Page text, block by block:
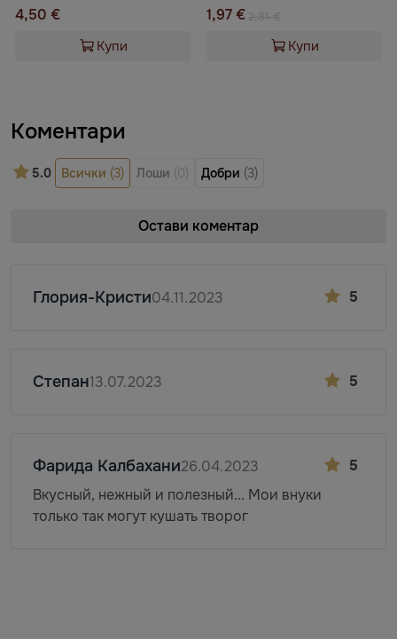
4,50 €
Купи
1,97 €
Купи
Коментари
5.0 Всички (3) Лоши (0) Добри (3)
Остави коментар
5
Глория-Кристи04.11.2023
5
Степан13.07.2023
5
Фарида Калбахани26.04.2023
Вкусный, нежный и полезный... Мои внуки
только так могут кушать творог